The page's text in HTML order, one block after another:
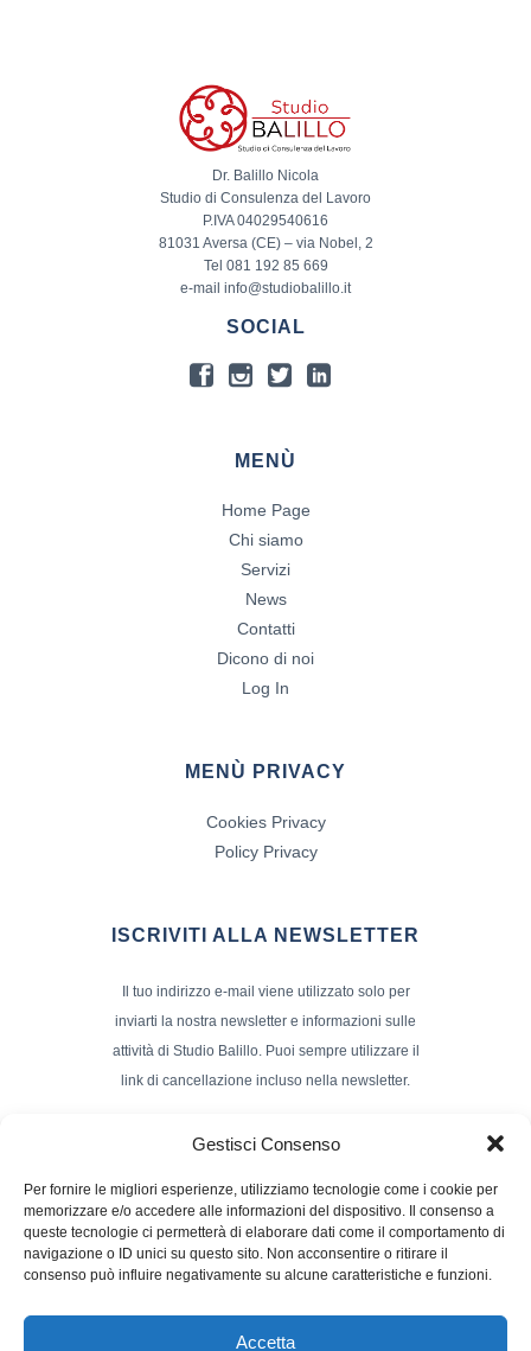
Gestisci Consenso
Per fornire le migliori esperienze, utilizziamo tecnologie come i cookie per
memorizzare e/o accedere alle informazioni del dispositivo. Il consenso a
queste tecnologie ci permetterà di elaborare dati come il comportamento di
navigazione o ID unici su questo sito. Non acconsentire o ritirare il
consenso può influire negativamente su alcune caratteristiche e funzioni.
Accetta
Dr. Balillo Nicola
Studio di Consulenza del Lavoro
P.IVA 04029540616
81031 Aversa (CE) – via Nobel, 2
Tel 081 192 85 669
e-mail info@studiobalillo.it
SOCIAL
MENÙ
Home Page
Chi siamo
Servizi
News
Contatti
Dicono di noi
Log In
MENÙ PRIVACY
Cookies Privacy
Policy Privacy
ISCRIVITI ALLA NEWSLETTER
Il tuo indirizzo e-mail viene utilizzato solo per
inviarti la nostra newsletter e informazioni sulle
attività di Studio Balillo. Puoi sempre utilizzare il
link di cancellazione incluso nella newsletter.
Nome e Cognome